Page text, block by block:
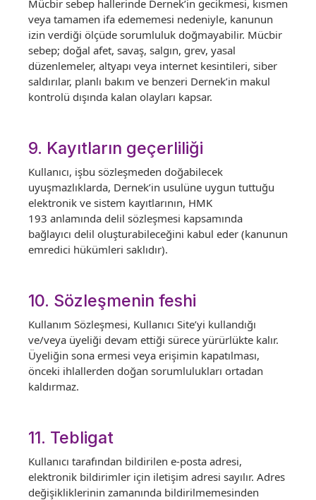
Mücbir sebep hallerinde Dernek’in gecikmesi, kısmen
veya tamamen ifa edememesi nedeniyle, kanunun
izin verdiği ölçüde sorumluluk doğmayabilir. Mücbir
sebep; doğal afet, savaş, salgın, grev, yasal
düzenlemeler, altyapı veya internet kesintileri, siber
saldırılar, planlı bakım ve benzeri Dernek’in makul
kontrolü dışında kalan olayları kapsar.
9. Kayıtların geçerliliği
Kullanıcı, işbu sözleşmeden doğabilecek
uyuşmazlıklarda, Dernek’in usulüne uygun tuttuğu
elektronik ve sistem kayıtlarının, HMK
193 anlamında delil sözleşmesi kapsamında
bağlayıcı delil oluşturabileceğini kabul eder (kanunun
emredici hükümleri saklıdır).
10. Sözleşmenin feshi
Kullanım Sözleşmesi, Kullanıcı Site’yi kullandığı
ve/veya üyeliği devam ettiği sürece yürürlükte kalır.
Üyeliğin sona ermesi veya erişimin kapatılması,
önceki ihlallerden doğan sorumlulukları ortadan
kaldırmaz.
11. Tebligat
Kullanıcı tarafından bildirilen e-posta adresi,
elektronik bildirimler için iletişim adresi sayılır. Adres
değişikliklerinin zamanında bildirilmemesinden